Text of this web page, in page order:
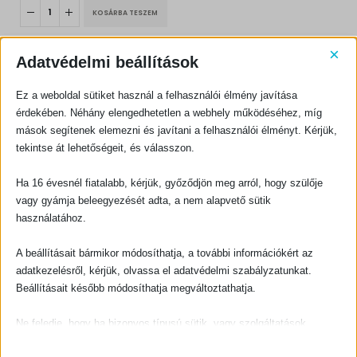
1000 Ft.900 Ft.
KOSÁRBA TESZEM
KAPCSOLATFELVÉTEL
CÍM:
1066 Budapest, Ó utca 16.
TELEFON:
EMAIL:
rendeles@evangeliumikiado.hu
Adatvédelmi beállítások ×
Ez a weboldal sütiket használ a felhasználói élmény javítása
érdekében. Néhány elengedhetetlen a webhely működéséhez, míg
mások segítenek elemezni és javítani a felhasználói élményt. Kérjük,
tekintse át lehetőségeit, és válasszon.
Ha 16 évesnél fiatalabb, kérjük, győződjön meg arról, hogy szülője
vagy gyámja beleegyezését adta, a nem alapvető sütik
használatához.
A beállításait bármikor módosíthatja, a további információkért az
adatkezelésről, kérjük, olvassa el adatvédelmi szabályzatunkat.
Beállításait később módosíthatja megváltoztathatja.
Ne feledje, hogy ha bizonyos típusú sütik, vagy szolgáltatások